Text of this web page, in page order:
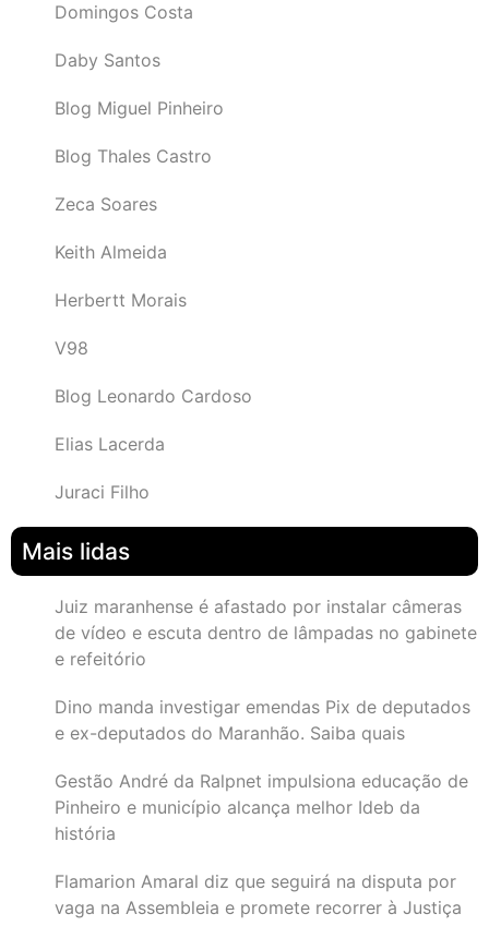
Domingos Costa
Daby Santos
Blog Miguel Pinheiro
Blog Thales Castro
Zeca Soares
Keith Almeida
Herbertt Morais
V98
Blog Leonardo Cardoso
Elias Lacerda
Juraci Filho
Mais lidas
Juiz maranhense é afastado por instalar câmeras
de vídeo e escuta dentro de lâmpadas no gabinete
e refeitório
Dino manda investigar emendas Pix de deputados
e ex-deputados do Maranhão. Saiba quais
Gestão André da Ralpnet impulsiona educação de
Pinheiro e município alcança melhor Ideb da
história
Flamarion Amaral diz que seguirá na disputa por
vaga na Assembleia e promete recorrer à Justiça